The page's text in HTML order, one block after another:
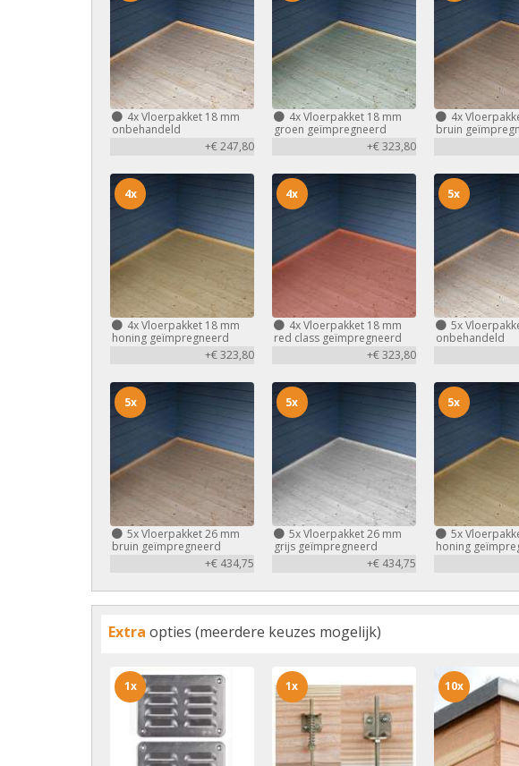
4xVloerpakket 18 mm
onbehandeld
+€ 247,80
4xVloerpakket 18 mm
groen geïmpregneerd
+€ 323,80
4x
bruin
4xVloerpakket 18 mm
honing geïmpregneerd
+€ 323,80
4x
4xVloerpakket 18 mm
red class geïmpregneerd
+€ 323,80
4x
5x
onbehandeld
5x
5xVloerpakket 26 mm
bruin geïmpregneerd
+€ 434,75
5x
5xVloerpakket 26 mm
grijs geïmpregneerd
+€ 434,75
5x
5x
honing
5x
Extra opties (meerdere keuzes mogelijk)
1x 1x 10x